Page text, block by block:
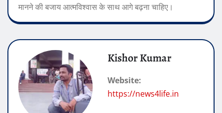
मानने की बजाय आत्मविश्वास के साथ आगे बढ़ना चाहिए।
Kishor Kumar
Website:
https://news4life.in